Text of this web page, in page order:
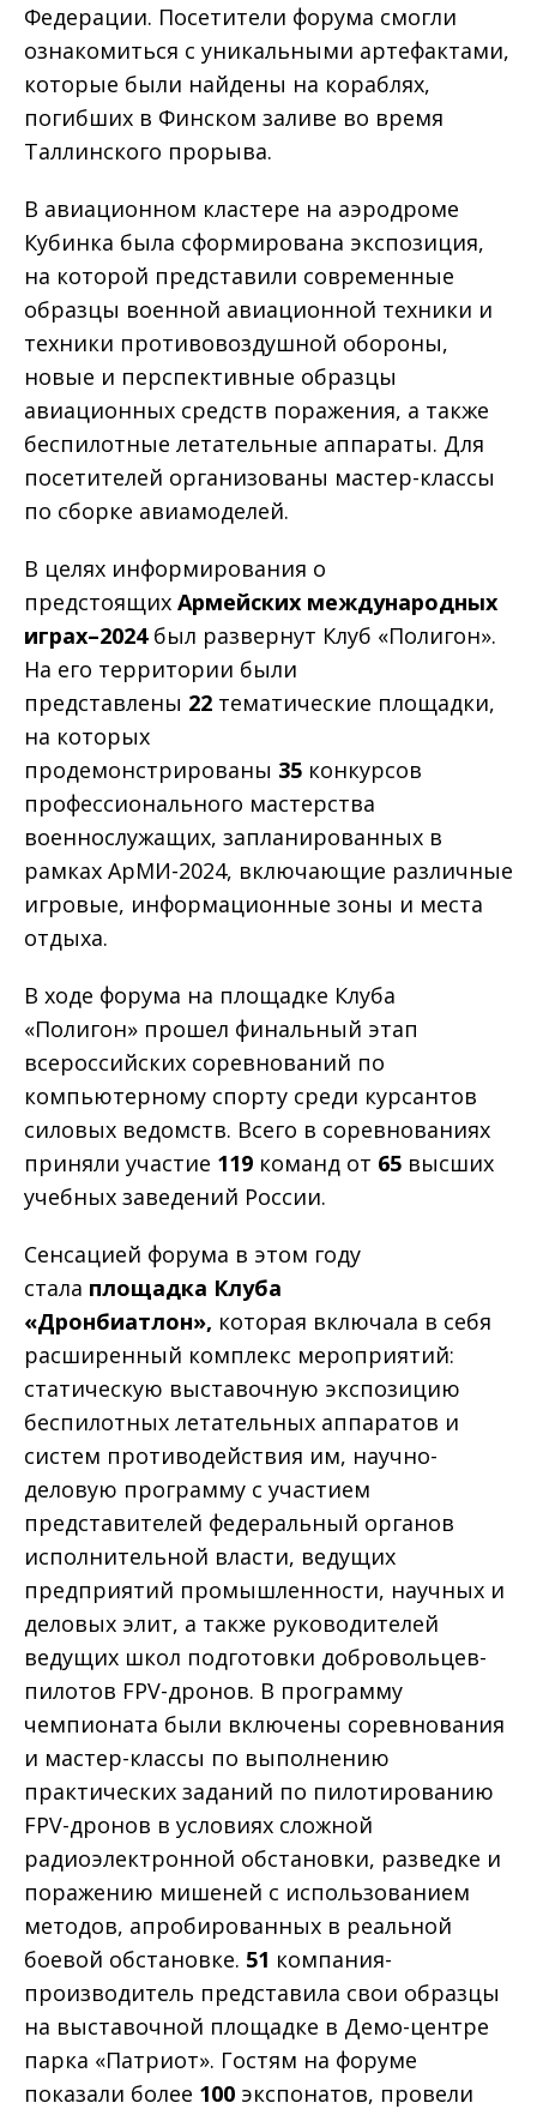
Федерации. Посетители форума смогли
ознакомиться с уникальными артефактами,
которые были найдены на кораблях,
погибших в Финском заливе во время
Таллинского прорыва.
В авиационном кластере на аэродроме
Кубинка была сформирована экспозиция,
на которой представили современные
образцы военной авиационной техники и
техники противовоздушной обороны,
новые и перспективные образцы
авиационных средств поражения, а также
беспилотные летательные аппараты. Для
посетителей организованы мастер-классы
по сборке авиамоделей.
В целях информирования о
предстоящих Армейских международных
играх–2024был развернут Клуб «Полигон».
На его территории были
представлены 22 тематические площадки,
на которых
продемонстрированы 35 конкурсов
профессионального мастерства
военнослужащих, запланированных в
рамках АрМИ-2024, включающие различные
игровые, информационные зоны и места
отдыха.
В ходе форума на площадке Клуба
«Полигон» прошел финальный этап
всероссийских соревнований по
компьютерному спорту среди курсантов
силовых ведомств. Всего в соревнованиях
приняли участие 119 команд от 65 высших
учебных заведений России.
Сенсацией форума в этом году
стала площадка Клуба
«Дронбиатлон», которая включала в себя
расширенный комплекс мероприятий:
статическую выставочную экспозицию
беспилотных летательных аппаратов и
систем противодействия им, научно-
деловую программу с участием
представителей федеральный органов
исполнительной власти, ведущих
предприятий промышленности, научных и
деловых элит, а также руководителей
ведущих школ подготовки добровольцев-
пилотов FPV-дронов. В программу
чемпионата были включены соревнования
и мастер-классы по выполнению
практических заданий по пилотированию
FPV-дронов в условиях сложной
радиоэлектронной обстановки, разведке и
поражению мишеней с использованием
методов, апробированных в реальной
боевой обстановке. 51 компания-
производитель представила свои образцы
на выставочной площадке в Демо-центре
парка «Патриот». Гостям на форуме
показали более 100 экспонатов, провели